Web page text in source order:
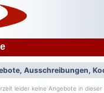
Ausschreibungen,
leider keine Angebote in